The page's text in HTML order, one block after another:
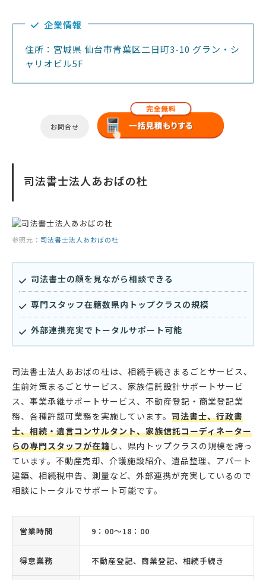
企業情報
住所：宮城県 仙台市青葉区二日町3-10 グラン・シ
ャリオビル5F
お問合せ
司法書士法人あおばの杜
参照元： 司法書士法人あおばの杜
司法書士の顔を見ながら相談できる
専門スタッフ在籍数県内トップクラスの規模
外部連携充実でトータルサポート可能
司法書士法人あおばの杜は、相続手続きまるごとサービス、
生前対策まるごとサービス、家族信託設計サポートサービ
ス、事業承継サポートサービス、不動産登記・商業登記業
務、各種許認可業務を実施しています。 司法書士、行政書
士、相続・遺言コンサルタント、家族信託コーディネーター
らの専門スタッフが在籍し、県内トップクラスの規模を誇っ
ています。不動産売却、介護施設紹介、遺品整理、アパート
建築、相続税申告、測量など、外部連携が充実しているので
相談にトータルでサポート可能です。
営業時間 9：00〜18：00
得意業務 不動産登記、商業登記、相続手続き